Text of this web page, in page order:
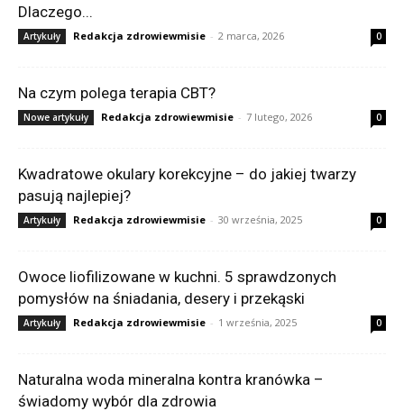
Dlaczego...
Artykuły Redakcja zdrowiewmisie - 2 marca, 2026 0
Na czym polega terapia CBT?
Nowe artykuły Redakcja zdrowiewmisie - 7 lutego, 2026 0
Kwadratowe okulary korekcyjne – do jakiej twarzy
pasują najlepiej?
Artykuły Redakcja zdrowiewmisie - 30 września, 2025 0
Owoce liofilizowane w kuchni. 5 sprawdzonych
pomysłów na śniadania, desery i przekąski
Artykuły Redakcja zdrowiewmisie - 1 września, 2025 0
Naturalna woda mineralna kontra kranówka –
świadomy wybór dla zdrowia